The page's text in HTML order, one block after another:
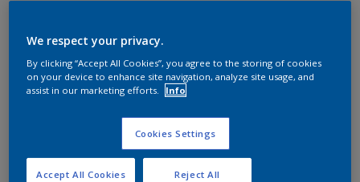
We respect your privacy.
By clicking “Accept All Cookies”, you agree to the storing of cookies
on your device to enhance site navigation, analyze site usage, and
assist in our marketing efforts.
Info
Cookies Settings
Reject All
Accept All Cookies